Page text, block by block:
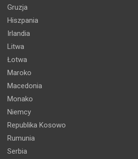
Gruzja
Hiszpania
Irlandia
Litwa
Łotwa
Maroko
Macedonia
Monako
Niemcy
Republika Kosowo
Rumunia
Serbia